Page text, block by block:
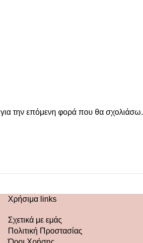
την επόμενη φορά που θα σχολιάσω.
Χρήσιμα links
Σχετικά με εμάς
Πολιτική Προστασίας